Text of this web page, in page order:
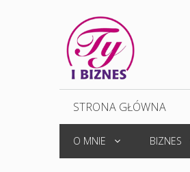
STRONA GŁÓWNA
O MNIE BIZNES